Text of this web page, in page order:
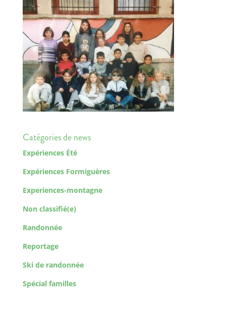
Catégories de news
Expériences Été
Expériences Formiguères
Experiences-montagne
Non classifié(e)
Randonnée
Reportage
Ski de randonnée
Spécial familles